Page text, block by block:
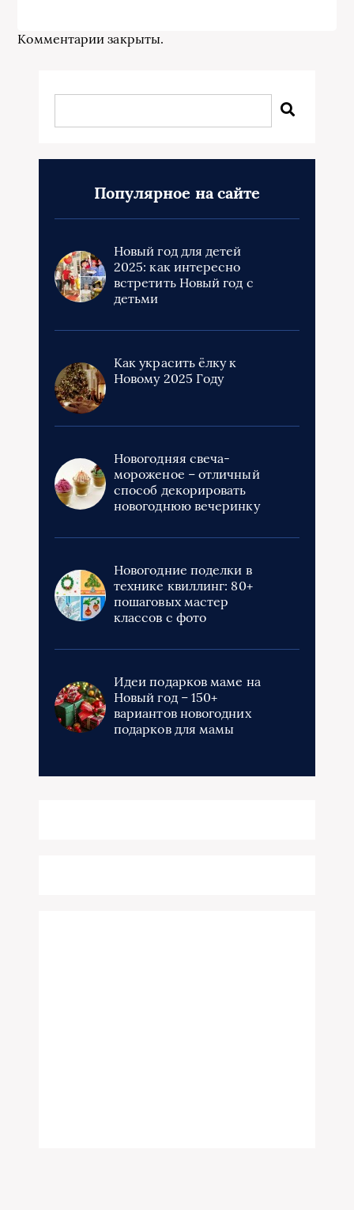
Комментарии закрыты.
Популярное на сайте
Новый год для детей
2025: как интересно
встретить Новый год с
детьми
Как украсить ёлку к
Новому 2025 Году
Новогодняя свеча-
мороженое – отличный
способ декорировать
новогоднюю вечеринку
Новогодние поделки в
технике квиллинг: 80+
пошаговых мастер
классов с фото
Идеи подарков маме на
Новый год – 150+
вариантов новогодних
подарков для мамы